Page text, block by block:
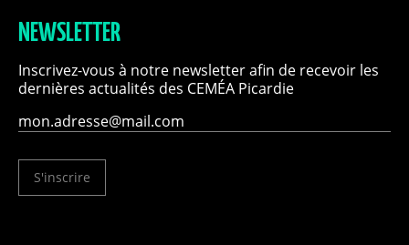
NEWSLETTER
Inscrivez-vous à notre newsletter afin de recevoir les
dernières actualités des CEMÉA Picardie
S'inscrire